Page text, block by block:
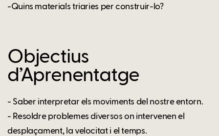
-Quins materials triaries per construir-lo?
Objectius
d’Aprenentatge
- Saber interpretar els moviments del nostre entorn.
- Resoldre problemes diversos on intervenen el
desplaçament, la velocitat i el temps.